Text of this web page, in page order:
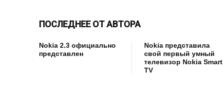
ПОСЛЕДНЕЕ ОТ АВТОРА
Nokia 2.3 официально
представлен
Nokia представила
свой первый умный
телевизор Nokia Smart
TV